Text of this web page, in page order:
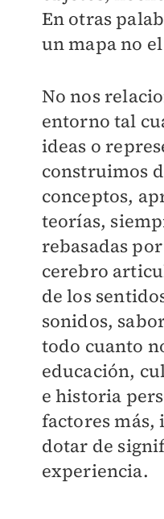
En otras
un mapa no
No nos
entorno tal
ideas o
construimos
conceptos,
teorías,
rebasadas
cerebro
de los
sonidos,
todo cuanto
educación,
e historia
factores
dotar de
experiencia.